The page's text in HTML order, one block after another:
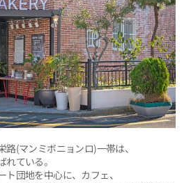
(マンミボニョンロ)一帯は、
れている。
団地を中心に、カフェ、